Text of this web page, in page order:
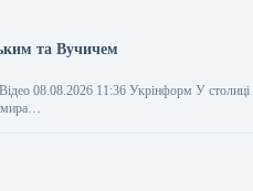
та Вучичем
08.08.2026 11:36 Укрінформ У столиці